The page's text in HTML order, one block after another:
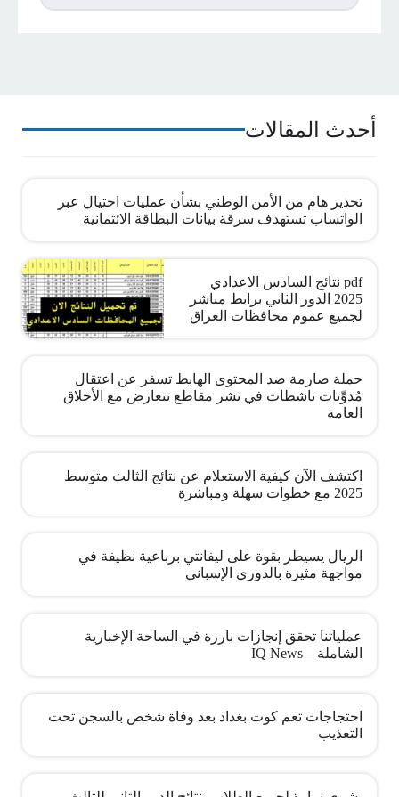
أحدث المقالات
تحذير هام من الأمن الوطني بشأن عمليات احتيال عبر
الواتساب تستهدف سرقة بيانات البطاقة الائتمانية
pdf نتائج السادس الاعدادي
2025 الدور الثاني برابط مباشر
لجميع عموم محافظات العراق
حملة صارمة ضد المحتوى الهابط تسفر عن اعتقال
مُدوِّنات ناشطات في نشر مقاطع تتعارض مع الأخلاق
العامة
اكتشف الآن كيفية الاستعلام عن نتائج الثالث متوسط
2025 مع خطوات سهلة ومباشرة
الريال يسيطر بقوة على ليفانتي برباعية نظيفة في
مواجهة مثيرة بالدوري الإسباني
عملياتنا تحقق إنجازات بارزة في الساحة الإخبارية
الشاملة – IQ News
احتجاجات تعم كوت بغداد بعد وفاة شخص بالسجن تحت
التعذيب